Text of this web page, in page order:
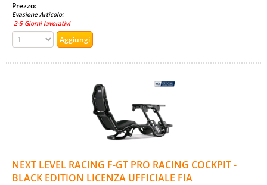
Prezzo:
Evasione Articolo:
2-5 Giorni lavorativi
NEXT LEVEL RACING F-GT PRO RACING COCKPIT -
BLACK EDITION LICENZA UFFICIALE FIA